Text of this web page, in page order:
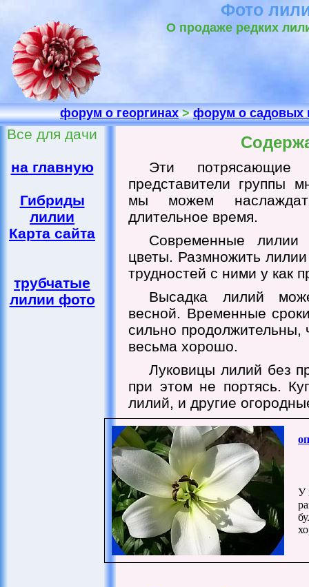
Фото
О продаже редких
форум о георгинах>форум о садовых
Все для дачи
на главную
Гибриды
лилии
Карта сайта
трубчатые
лилии фото
Эти потрясающие
представители группы
мы можем
длительное время.
Современные лилии
цветы. Размножить
трудностей с ними у как
Высадка лилий
весной. Временные
сильно продолжительны,
весьма хорошо.
Луковицы лилий без
при этом не портясь.
лилий, и другие
У